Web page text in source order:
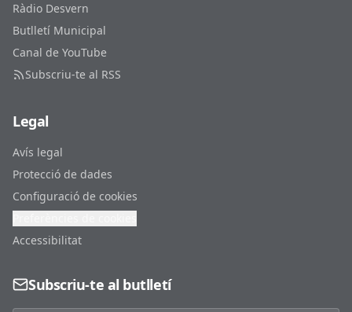
Ràdio Desvern
Butlletí Municipal
Canal de YouTube
Subscriu-te al RSS
Legal
Avís legal
Protecció de dades
Configuració de cookies
Accessibilitat
Subscriu-te al butlletí